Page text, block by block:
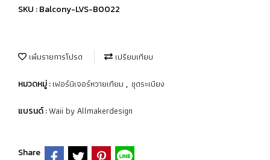
SKU : Balcony-LVS-B0022
เพิ่มรายการโปรด เปรียบเทียบ
หมวดหมู่ :เฟอร์นิเจอร์หวายเทียม , ชุดระเบียง
แบรนด์ :Waii by Allmakerdesign
Share